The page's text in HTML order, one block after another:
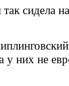
сидела
у них не